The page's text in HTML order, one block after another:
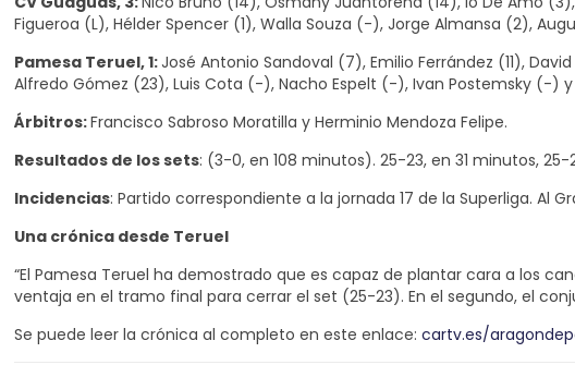
Figueroa (L), Hélder Spencer (1), Walla Souza (-), Jorge Almansa (2),
Pamesa Teruel, 1:José Antonio Sandoval (7), Emilio Ferrández (11),
Alfredo Gómez (23), Luis Cota (-), Nacho Espelt (-), Ivan Postemsky (-)
Árbitros:Francisco Sabroso Moratilla y Herminio Mendoza Felipe.
Resultados de los sets: (3-0, en 108 minutos). 25-23, en 31 minutos, 25-
Incidencias: Partido correspondiente a la jornada 17 de la Superliga. Al
Una crónica desde Teruel
“El Pamesa Teruel ha demostrado que es capaz de plantar cara a los
ventaja en el tramo final para cerrar el set (25-23). En el segundo, el
Se puede leer la crónica al completo en este enlace:cartv.es/